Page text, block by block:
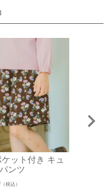
詳細へ
店 守口店
河原町8番3号
守口店 6階子供服売場
舗詳細へ
店 生駒店
谷田町
駒店 4階子供服売場
2026.08.31
川店
2026.08.25
店
2026.08.31
ット付き キュ
ンツ
（税込）